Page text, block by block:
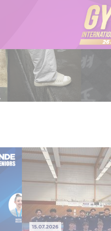
15.07.2026